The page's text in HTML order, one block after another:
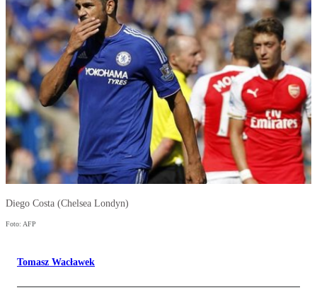
Diego Costa (Chelsea Londyn)
Foto: AFP
Tomasz Wacławek